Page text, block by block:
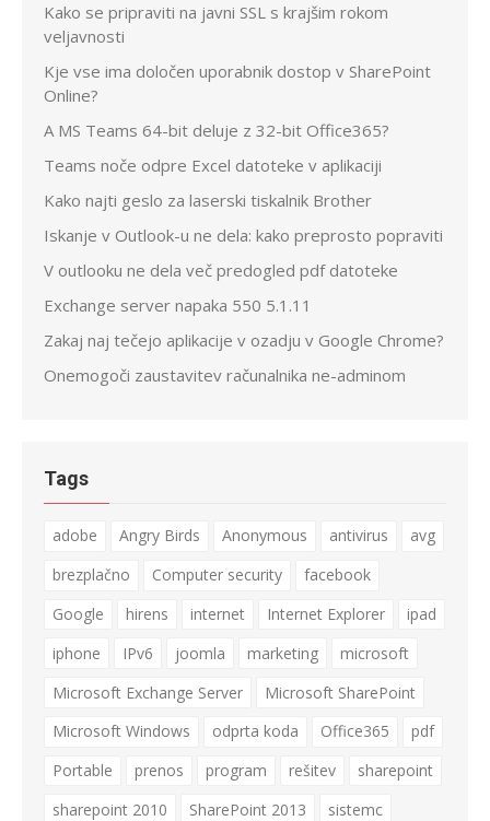
Kako se pripraviti na javni SSL s krajšim rokom
veljavnosti
Kje vse ima določen uporabnik dostop v SharePoint
Online?
A MS Teams 64-bit deluje z 32-bit Office365?
Teams noče odpre Excel datoteke v aplikaciji
Kako najti geslo za laserski tiskalnik Brother
Iskanje v Outlook-u ne dela: kako preprosto popraviti
V outlooku ne dela več predogled pdf datoteke
Exchange server napaka 550 5.1.11
Zakaj naj tečejo aplikacije v ozadju v Google Chrome?
Onemogoči zaustavitev računalnika ne-adminom
Tags
adobe Angry Birds Anonymous antivirus
avg
brezplačno
Computer security
facebook
Google
hirens internet Internet Explorer
ipad
iphone
IPv6 joomla marketing
microsoft
Microsoft Exchange Server
Microsoft SharePoint
Microsoft Windows
odprta koda Office365
pdf
Portable
prenos program rešitev
sharepoint
sharepoint 2010
SharePoint 2013
sistemc